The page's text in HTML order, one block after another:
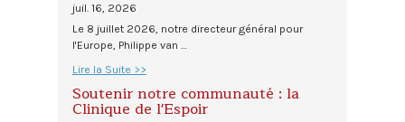
juil. 16, 2026
Le 8 juillet 2026, notre directeur général pour
l'Europe, Philippe van …
Lire la Suite >>
Soutenir notre communauté : la
Clinique de l'Espoir